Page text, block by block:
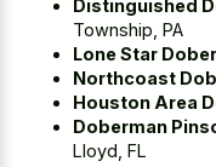
Distinguished
Township, PA
Lone Star
Northcoast
Houston Area
Doberman
Lloyd, FL